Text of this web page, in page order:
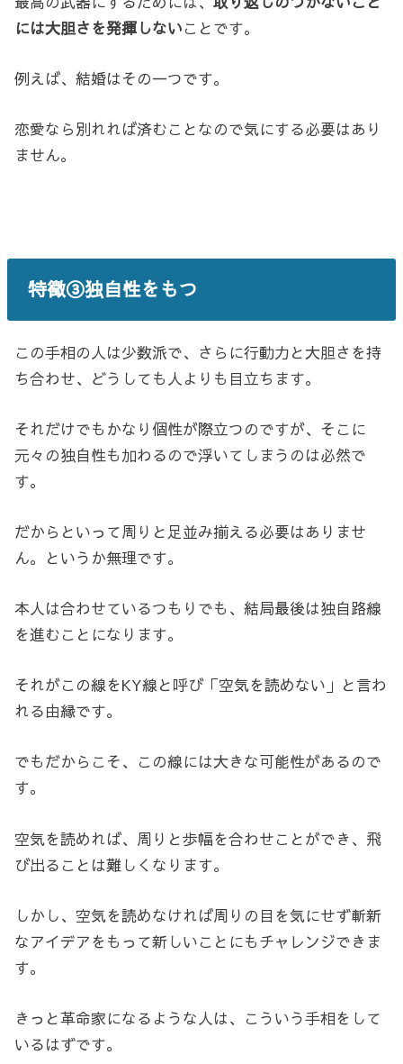
には大胆さを発揮しないことです。
例えば、結婚はその一つです。
恋愛なら別れれば済むことなので気にする必要はあり
ません。
特徴③独自性をもつ
この手相の人は少数派で、さらに行動力と大胆さを持
ち合わせ、どうしても人よりも目立ちます。
それだけでもかなり個性が際立つのですが、そこに
元々の独自性も加わるので浮いてしまうのは必然で
す。
だからといって周りと足並み揃える必要はありませ
ん。というか無理です。
本人は合わせているつもりでも、結局最後は独自路線
を進むことになります。
それがこの線をKY線と呼び「空気を読めない」と言わ
れる由縁です。
でもだからこそ、この線には大きな可能性があるので
す。
空気を読めれば、周りと歩幅を合わせことができ、飛
び出ることは難しくなります。
しかし、空気を読めなければ周りの目を気にせず斬新
なアイデアをもって新しいことにもチャレンジできま
す。
きっと革命家になるような人は、こういう手相をして
いるはずです。